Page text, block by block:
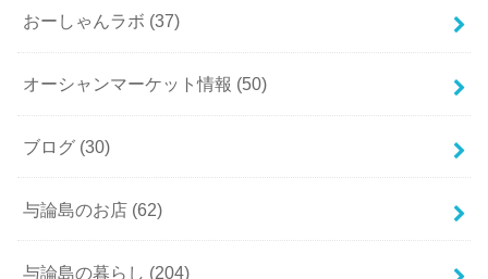
おーしゃんラボ (37)
オーシャンマーケット情報 (50)
ブログ (30)
与論島のお店 (62)
与論島の暮らし (204)